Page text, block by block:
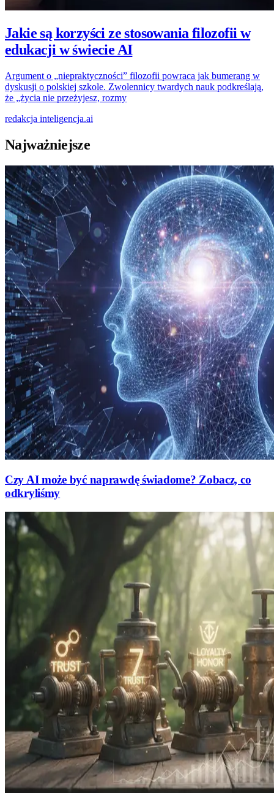
Jakie są korzyści ze stosowania filozofii w
edukacji w świecie AI
Argument o „niepraktyczności” filozofii powraca jak bumerang w
dyskusji o polskiej szkole. Zwolennicy twardych nauk podkreślają,
że „życia nie przeżyjesz, rozmy
redakcja inteligencja.ai
Najważniejsze
Czy AI może być naprawdę świadome? Zobacz, co
odkryliśmy